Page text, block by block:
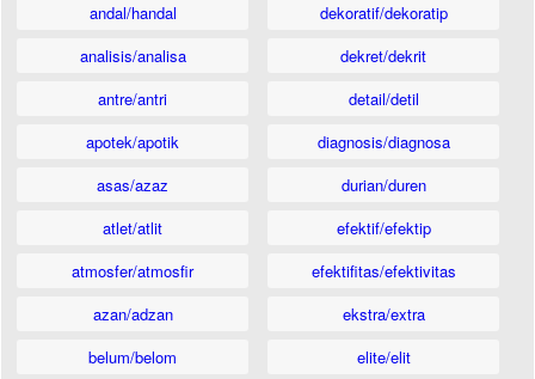
andal/handal
analisis/analisa
antre/antri
apotek/apotik
asas/azaz
atlet/atlit
atmosfer/atmosfir
azan/adzan
belum/belom
dekoratif/dekoratip
dekret/dekrit
detail/detil
diagnosis/diagnosa
durian/duren
efektif/efektip
efektifitas/efektivitas
ekstra/extra
elite/elit